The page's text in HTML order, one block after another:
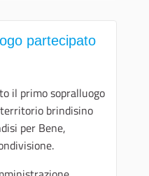
partecipato
il primo sopralluogo
brindisino
per Bene,